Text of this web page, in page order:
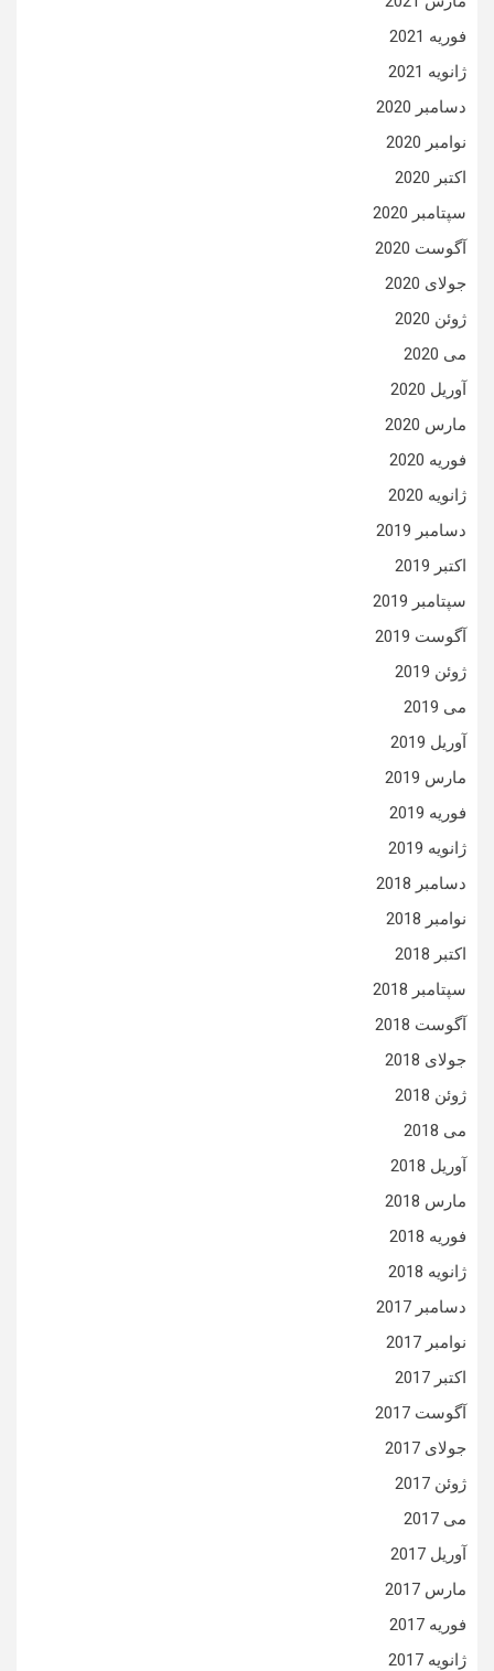
فوریه 2021
ژانویه 2021
دسامبر 2020
نوامبر 2020
اکتبر 2020
سپتامبر 2020
آگوست 2020
جولای 2020
ژوئن 2020
می 2020
آوریل 2020
مارس 2020
فوریه 2020
ژانویه 2020
دسامبر 2019
اکتبر 2019
سپتامبر 2019
آگوست 2019
ژوئن 2019
می 2019
آوریل 2019
مارس 2019
فوریه 2019
ژانویه 2019
دسامبر 2018
نوامبر 2018
اکتبر 2018
سپتامبر 2018
آگوست 2018
جولای 2018
ژوئن 2018
می 2018
آوریل 2018
مارس 2018
فوریه 2018
ژانویه 2018
دسامبر 2017
نوامبر 2017
اکتبر 2017
آگوست 2017
جولای 2017
ژوئن 2017
می 2017
آوریل 2017
مارس 2017
فوریه 2017
ژانویه 2017